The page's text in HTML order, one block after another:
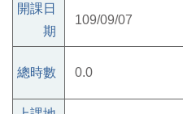
開課日
期
109/09/07
總時數 0.0